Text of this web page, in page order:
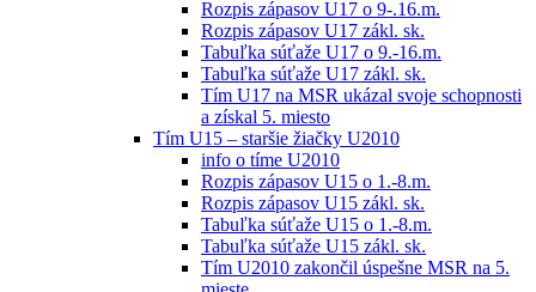
Rozpis zápasov U17 o 9-.16.m.
Rozpis zápasov U17 zákl. sk.
Tabuľka súťaže U17 o 9.-16.m.
Tabuľka súťaže U17 zákl. sk.
Tím U17 na MSR ukázal svoje schopnosti
a získal 5. miesto
Tím U15 – staršie žiačky U2010
info o tíme U2010
Rozpis zápasov U15 o 1.-8.m.
Rozpis zápasov U15 zákl. sk.
Tabuľka súťaže U15 o 1.-8.m.
Tabuľka súťaže U15 zákl. sk.
Tím U2010 zakončil úspešne MSR na 5.